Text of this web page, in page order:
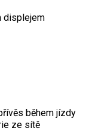
displejem
během jízdy
ze sítě